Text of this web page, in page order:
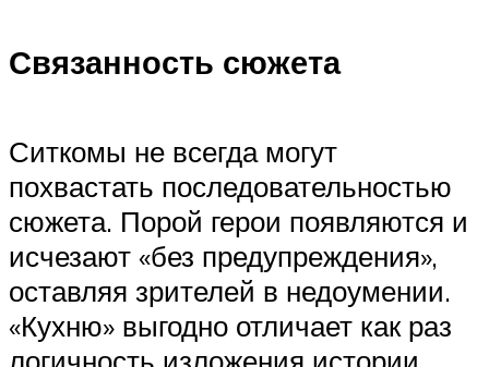
Связанность сюжета
Ситкомы не всегда могут
похвастать последовательностью
сюжета. Порой герои появляются и
исчезают «без предупреждения»,
оставляя зрителей в недоумении.
«Кухню» выгодно отличает как раз